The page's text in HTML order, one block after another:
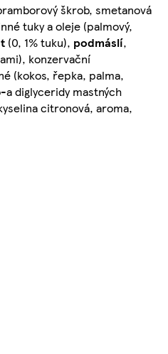
škrob, smetanová
tuky a oleje (palmový,
(0, 1% tuku), podmáslí,
konzervační
(kokos, řepka, palma,
diglyceridy mastných
citronová, aroma,